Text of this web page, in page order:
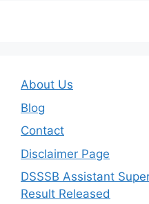
About Us
Blog
Contact
Disclaimer Page
DSSSB Assistant
Result Released